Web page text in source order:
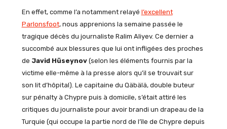
En effet, comme l’a notamment relayé l’excellent
Parlonsfoot, nous apprenions la semaine passée le
tragique décès du journaliste Ralim Aliyev. Ce dernier a
succombé aux blessures que lui ont infligées des proches
de Javid Hüseynov (selon les éléments fournis par la
victime elle-même à la presse alors qu’il se trouvait sur
son lit d’hôpital). Le capitaine du Qäbälä, double buteur
sur pénalty à Chypre puis à domicile, s’était attiré les
critiques du journaliste pour avoir brandi un drapeau de la
Turquie (qui occupe la partie nord de l’île de Chypre depuis